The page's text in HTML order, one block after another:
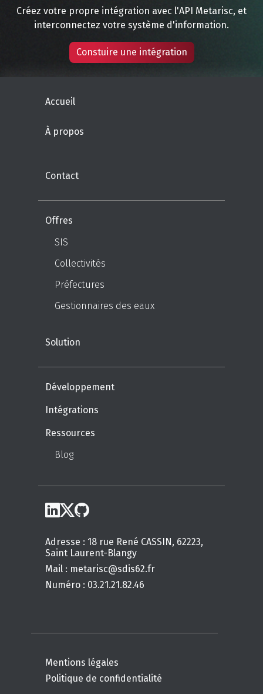
Créez votre propre intégration avec l'API Metarisc, et
interconnectez votre système d'information.
Constuire une intégration
Accueil
À propos
Contact
Offres
SIS
Collectivités
Préfectures
Gestionnaires des eaux
Solution
Développement
Intégrations
Ressources
Blog
Adresse : 18 rue René CASSIN, 62223,
Saint Laurent-Blangy
Mail : metarisc@sdis62.fr
Numéro : 03.21.21.82.46
Mentions légales
Politique de confidentialité